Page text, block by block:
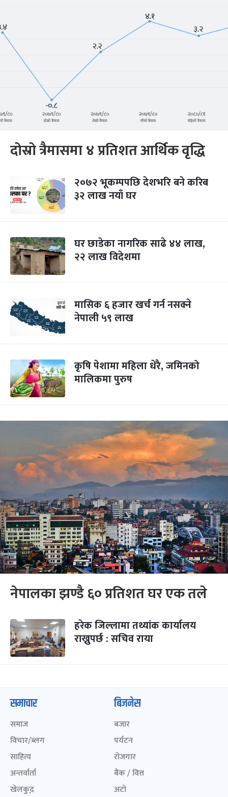
दोस्रो त्रैमासमा ४ प्रतिशत आर्थिक वृद्धि
२०७२ भूकम्पपछि देशभरि बने करिब
३२ लाख नयाँ घर
घर छाडेका नागरिक साढे ४४ लाख,
२२ लाख विदेशमा
मासिक ६ हजार खर्च गर्न नसक्ने
नेपाली ५९ लाख
कृषि पेशामा महिला धेरै, जमिनको
मालिकमा पुरुष
नेपालका झण्डै ६० प्रतिशत घर एक तले
हरेक जिल्लामा तथ्यांक कार्यालय
राख्नुपर्छ : सचिव राया
समाचार
समाज
विचार/ब्लग
साहित्य
अन्तर्वार्ता
खेलकुद़़
बिजनेस
बजार
पर्यटन
रोजगार
बैंक / वित्त
अटो